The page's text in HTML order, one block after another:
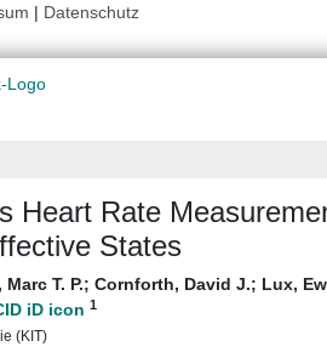
| Datenschutz
Heart Rate
States
Marc T. P.; Cornforth, David J.; Lux,
1
(KIT)